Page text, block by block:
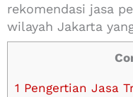
rekomendasi jasa
wilayah Jakarta
1 Pengertian Jasa